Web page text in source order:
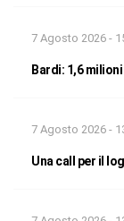
7 Agosto 2026 -
Bardi: 1,6
7 Agosto 2026 -
Una call per il